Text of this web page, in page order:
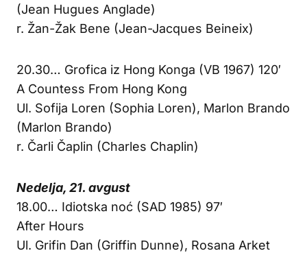
(Jean Hugues Anglade)
r. Žan-Žak Bene (Jean-Jacques Beineix)
20.30… Grofica iz Hong Konga (VB 1967) 120′
A Countess From Hong Kong
Ul. Sofija Loren (Sophia Loren), Marlon Brando
(Marlon Brando)
r. Čarli Čaplin (Charles Chaplin)
Nedelja, 21. avgust
18.00… Idiotska noć (SAD 1985) 97′
After Hours
Ul. Grifin Dan (Griffin Dunne), Rosana Arket